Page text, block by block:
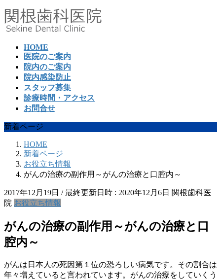
コ
ン
テ
ナ
ビ
ゲ
HOME
医院のご案内
院内のご案内
院内感染防止
スタッフ募集
診療時間・アクセス
お問合せ
新着ページ
HOME
新着ページ
お役立ち情報
がんの治療の副作用～がんの治療と口腔内～
2017年12月19日 / 最終更新日時 : 2020年12月6日 関根歯科医
院 お役立ち情報
がんの治療の副作用～がんの治療と口
腔内～
がんは日本人の死因第１位の恐ろしい病気です。その割合は
年々増えていると言われています。がんの治療をしていくう